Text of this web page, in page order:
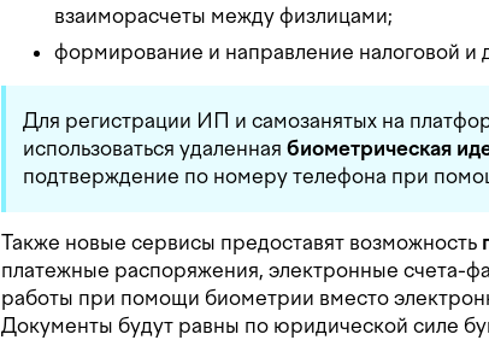
взаиморасчеты между физлицами;
формирование и направление налоговой и
Для регистрации ИП и самозанятых на
использоваться удаленная биометрическая
подтверждение по номеру телефона при
Также новые сервисы предоставят возможность
платежные распоряжения, электронные счета-
работы при помощи биометрии вместо
Документы будут равны по юридической силе